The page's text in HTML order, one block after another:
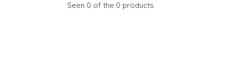
Seen 0 of the 0 products